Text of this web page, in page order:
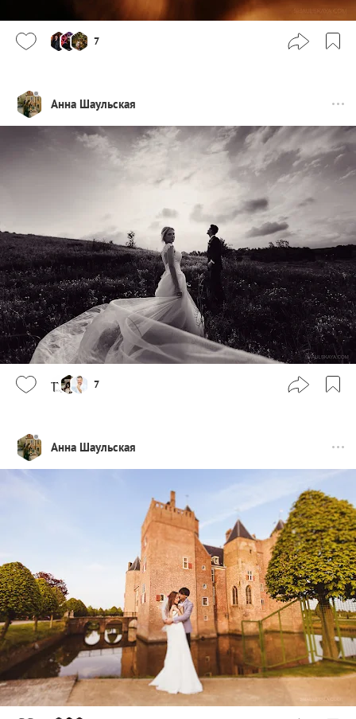
7
Анна Шаульская
7
Анна Шаульская